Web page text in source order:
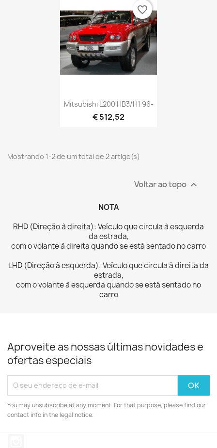
Mitsubishi L200 HB3/H1 96-
€ 512,52
favorite_border
Mostrando 1-2 de um total de 2 artigo(s)
Voltar ao topo 
NOTA
RHD (Direção à direita): Veículo que circula à esquerda
daestrada,
com o volante à direita quando se está sentado no carro
LHD (Direção à esquerda): Veículo que circula à direita da
estrada,
com o volante à esquerda quando se está sentado no
carro
Aproveite as nossas últimas novidades e
ofertas especiais
You may unsubscribe at any moment. For that purpose, please find our
contact info in the legal notice.